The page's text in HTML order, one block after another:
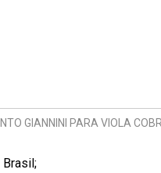
GIANNINI PARA VIOLA
Brasil;